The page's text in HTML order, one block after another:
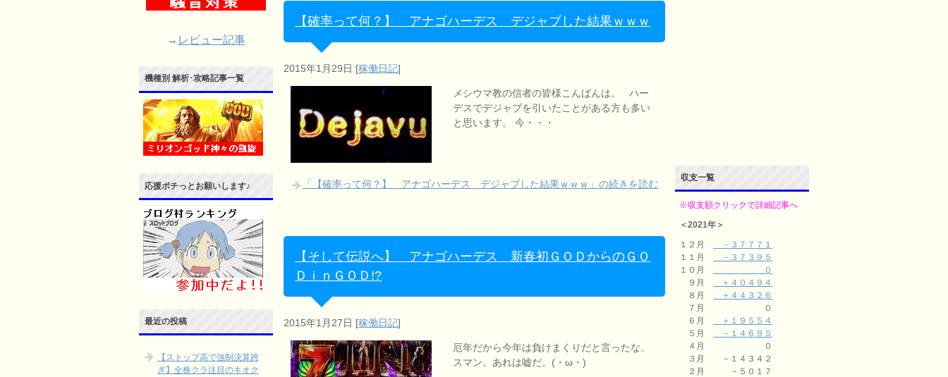
【確率って何？】 アナゴハーデス デジャブした結果ｗｗｗ
2015年1月29日 [稼働日記]
メシウマ教の信者の皆様こんばんは。 ハー
デスでデジャブを引いたことがある方も多い
と思います。 今・・・
「【確率って何？】 アナゴハーデス デジャブした結果ｗｗｗ」の続きを読む
【そして伝説へ】 アナゴハーデス 新春初ＧＯＤからのＧＯ
ＤｉｎＧＯＤ!?
2015年1月27日 [稼働日記]
厄年だから今年は負けまくりだと言ったな。
スマン。あれは嘘だ。(・ω・)
→ レビュー記事
機種別 解析･攻略記事一覧
応援ポチっとお願いします♪
最近の投稿
【ストップ高で強制決算跨
ぎ】全株クラ注目のキオク
収支一覧
※収支額クリックで詳細記事へ
＜2021年＞
１２月
－３７７７１
１１月
－３７３９５
１０月
０
９月
＋４０４９４
８月
＋４４３２６
７月 ０
６月
＋１９５５４
５月
－１４６９５
４月 ０
３月 －１４３４２
２月 －５０１７